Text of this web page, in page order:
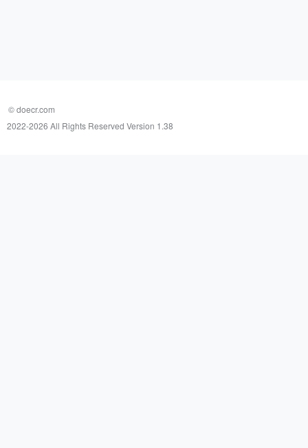
© doecr.com
2022-2026 All Rights Reserved Version 1.38